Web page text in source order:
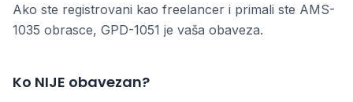
Ako ste registrovani kao freelancer i primali ste AMS-
1035 obrasce, GPD-1051 je vaša obaveza.
Ko NIJE obavezan?